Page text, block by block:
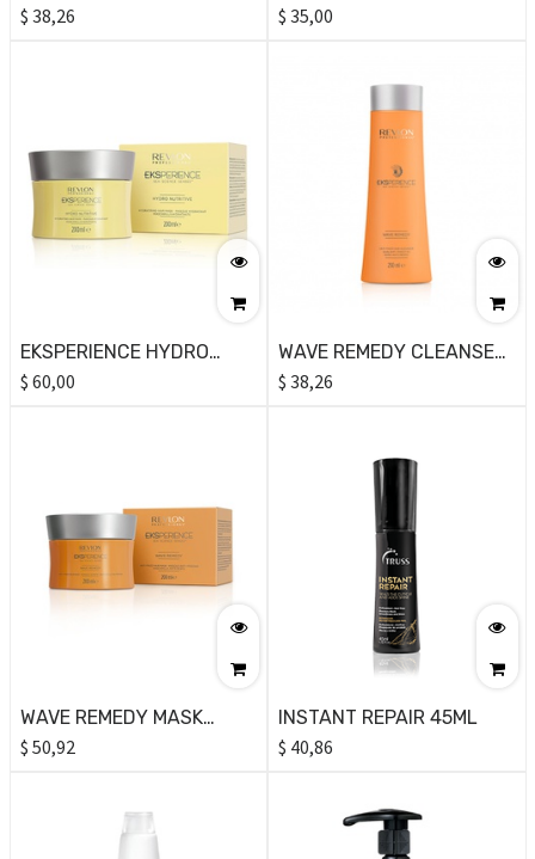
HYDRATING HAIR
$ 38,26
CONDITIONER 200ML
$ 35,00
EKSPERIENCE HYDRO
NUTRITIVE HYDRATING
$ 60,00
WAVE REMEDY CLEANSER
250ML
$ 38,26
WAVE REMEDY MASK
200ML
$ 50,92
INSTANT REPAIR 45ML
$ 40,86